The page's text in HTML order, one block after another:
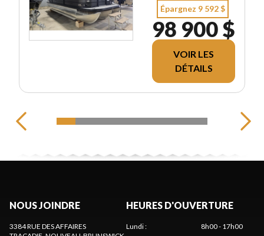
Épargnez 9 592 $
98 900 $
VOIR LES
DÉTAILS
NOUS JOINDRE
3384 RUE DES AFFAIRES
HEURES D'OUVERTURE
Lundi:
8h00 - 17h00